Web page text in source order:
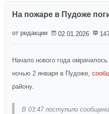
На пожаре в Пудоже
от редакции 02.01.2026
Начало нового года
ночью 2 января в Пудоже,
району.
В 03:47 поступило